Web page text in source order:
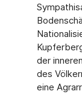
der
des
eine